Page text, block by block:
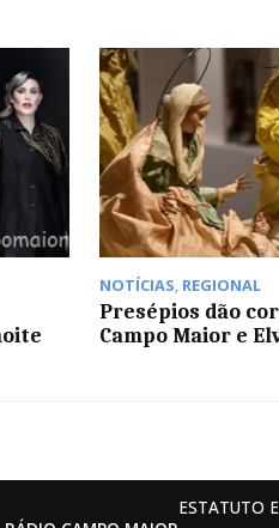
NOTÍCIAS, REGIONAL
Presépios dão
Campo Maior e
ESTATUTO